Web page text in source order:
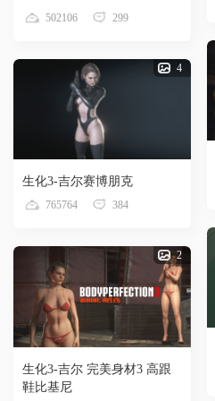
502106 299
4
生化3-吉尔赛博朋克
765764 384
2
生化3-吉尔 完美身材3 高跟
鞋比基尼